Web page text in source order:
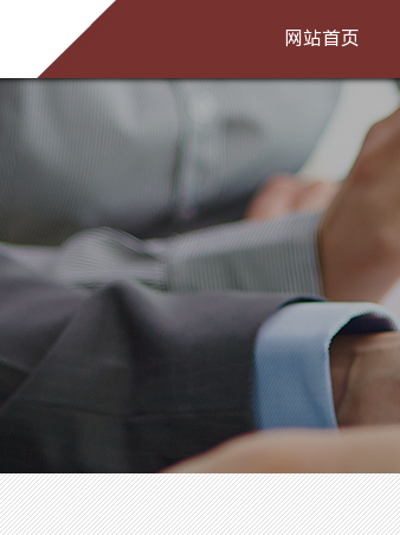
网站首页